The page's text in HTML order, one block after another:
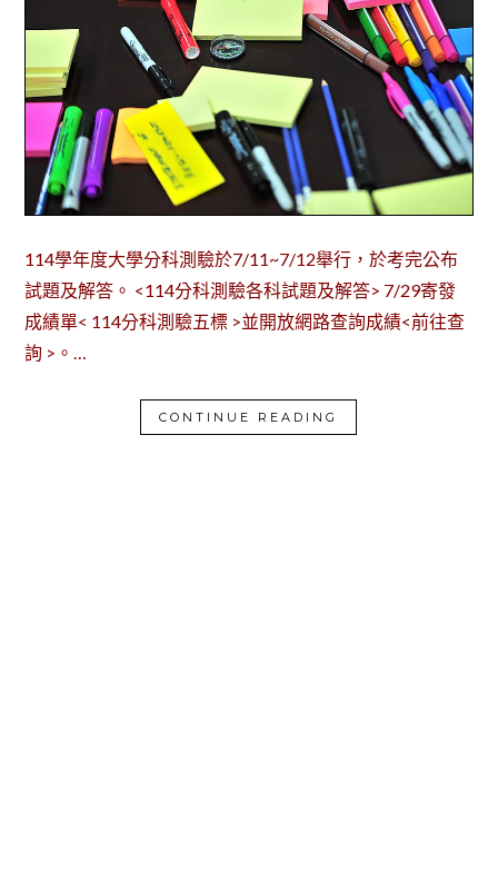
114學年度大學分科測驗於7/11~7/12舉行，於考完公布
試題及解答。 <114分科測驗各科試題及解答> 7/29寄發
成績單< 114分科測驗五標 >並開放網路查詢成績<前往查
詢 >。…
CONTINUE READING